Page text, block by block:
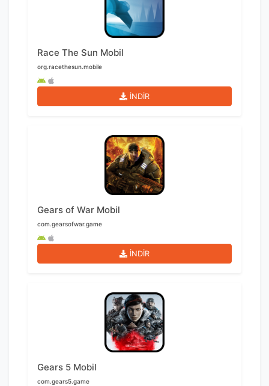
Race The Sun Mobil
org.racethesun.mobile
İNDİR
Gears of War Mobil
com.gearsofwar.game
İNDİR
Gears 5 Mobil
com.gears5.game